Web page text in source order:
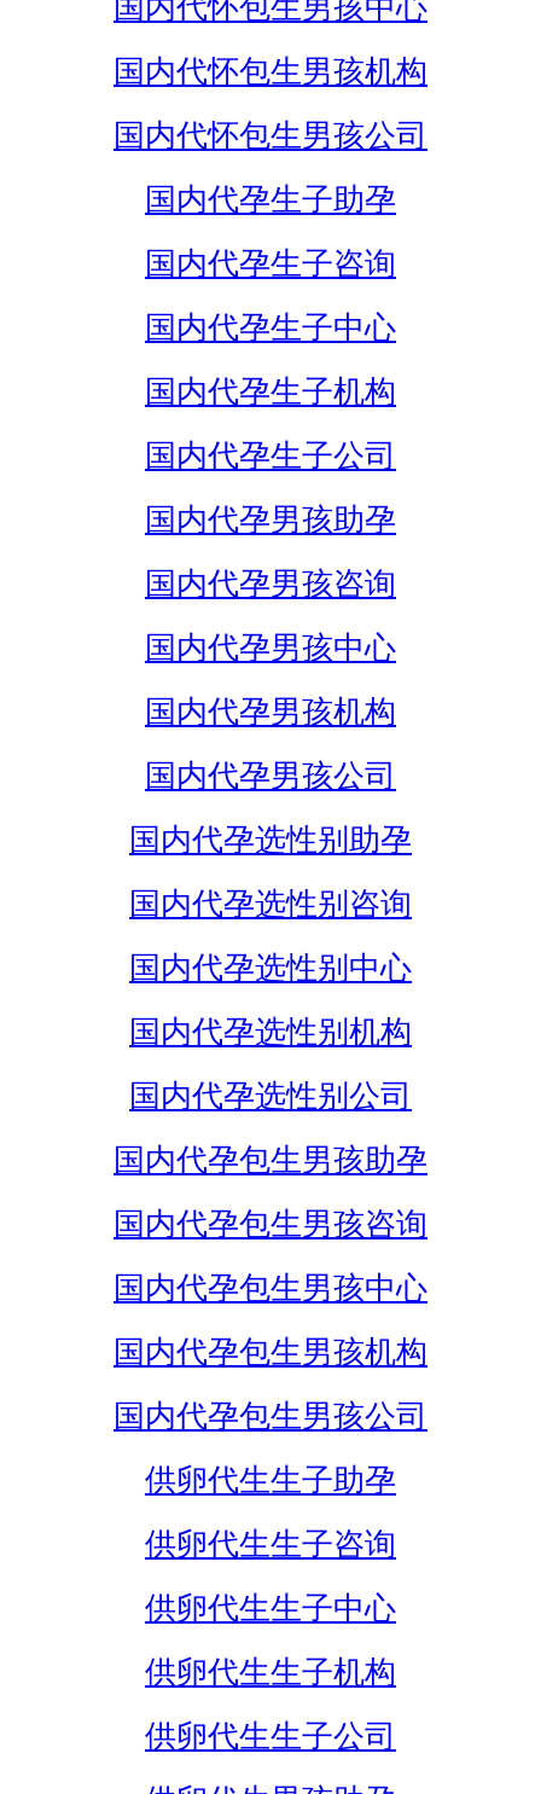
国内代怀包生男孩中心
国内代怀包生男孩机构
国内代怀包生男孩公司
国内代孕生子助孕
国内代孕生子咨询
国内代孕生子中心
国内代孕生子机构
国内代孕生子公司
国内代孕男孩助孕
国内代孕男孩咨询
国内代孕男孩中心
国内代孕男孩机构
国内代孕男孩公司
国内代孕选性别助孕
国内代孕选性别咨询
国内代孕选性别中心
国内代孕选性别机构
国内代孕选性别公司
国内代孕包生男孩助孕
国内代孕包生男孩咨询
国内代孕包生男孩中心
国内代孕包生男孩机构
国内代孕包生男孩公司
供卵代生生子助孕
供卵代生生子咨询
供卵代生生子中心
供卵代生生子机构
供卵代生生子公司